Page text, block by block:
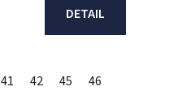
DETAIL
41 42 45 46